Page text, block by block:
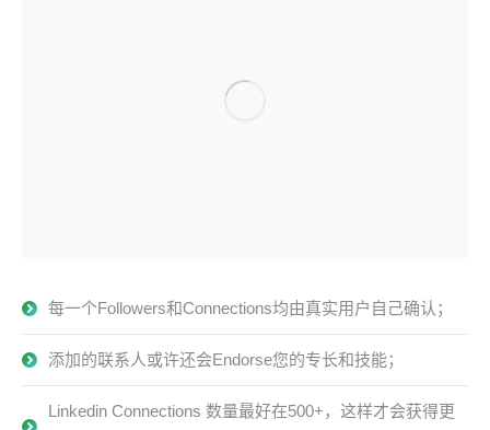
每一个Followers和Connections均由真实用户自己确认；
添加的联系人或许还会Endorse您的专长和技能；
Linkedin Connections 数量最好在500+，这样才会获得更